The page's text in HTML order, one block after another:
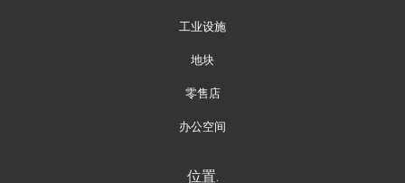
工业设施
地块
零售店
办公空间
位置.